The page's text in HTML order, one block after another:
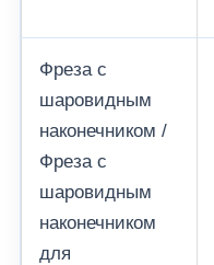
Фреза с
шаровидным
наконечником /
Фреза с
шаровидным
наконечником
для